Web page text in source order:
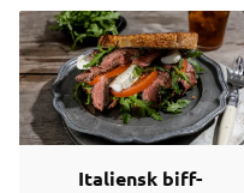
Italiensk biff-